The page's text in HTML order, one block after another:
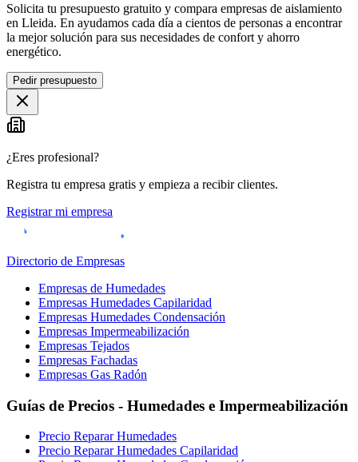
Solicita tu presupuesto gratuito y compara empresas de aislamiento
en Lleida. En ayudamos cada día a cientos de personas a encontrar
la mejor solución para sus necesidades de confort y ahorro
energético.
Pedir presupuesto
¿Eres profesional?
Registra tu empresa gratis y empieza a recibir clientes.
Registrar mi empresa
Directorio de Empresas
Empresas de Humedades
Empresas Humedades Capilaridad
Empresas Humedades Condensación
Empresas Impermeabilización
Empresas Tejados
Empresas Fachadas
Empresas Gas Radón
Guías de Precios - Humedades e Impermeabilización
Precio Reparar Humedades
Precio Reparar Humedades Capilaridad